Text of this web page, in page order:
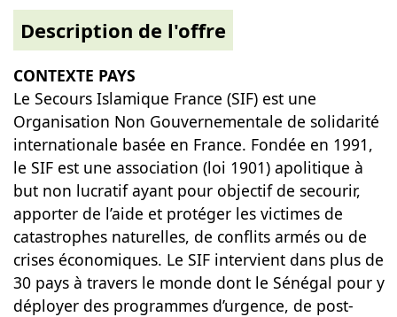
Description de l'offre
CONTEXTE PAYS
Le Secours Islamique France (SIF) est une
Organisation Non Gouvernementale de solidarité
internationale basée en France. Fondée en 1991,
le SIF est une association (loi 1901) apolitique à
but non lucratif ayant pour objectif de secourir,
apporter de l’aide et protéger les victimes de
catastrophes naturelles, de conflits armés ou de
crises économiques. Le SIF intervient dans plus de
30 pays à travers le monde dont le Sénégal pour y
déployer des programmes d’urgence, de post-